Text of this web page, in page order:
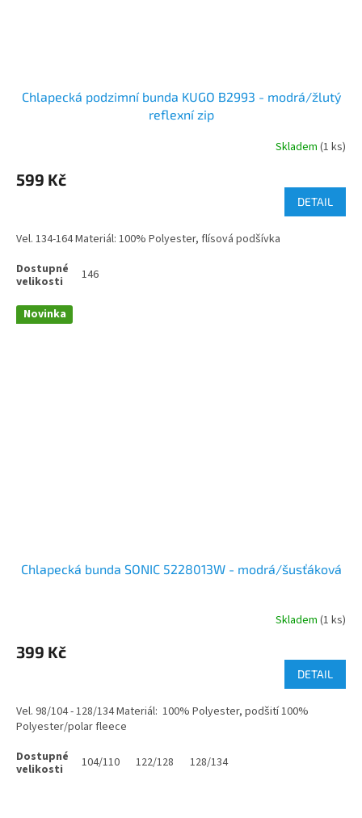
Chlapecká podzimní bunda KUGO B2993 - modrá/žlutý
reflexní zip
Skladem (1 ks)
599 Kč
DETAIL
Vel. 134-164 Materiál: 100% Polyester, flísová podšívka
146
Novinka
Chlapecká bunda SONIC 5228013W - modrá/šusťáková
Skladem (1 ks)
399 Kč
DETAIL
Vel. 98/104 - 128/134 Materiál: 100% Polyester, podšití 100%
Polyester/polar fleece
104/110 122/128 128/134